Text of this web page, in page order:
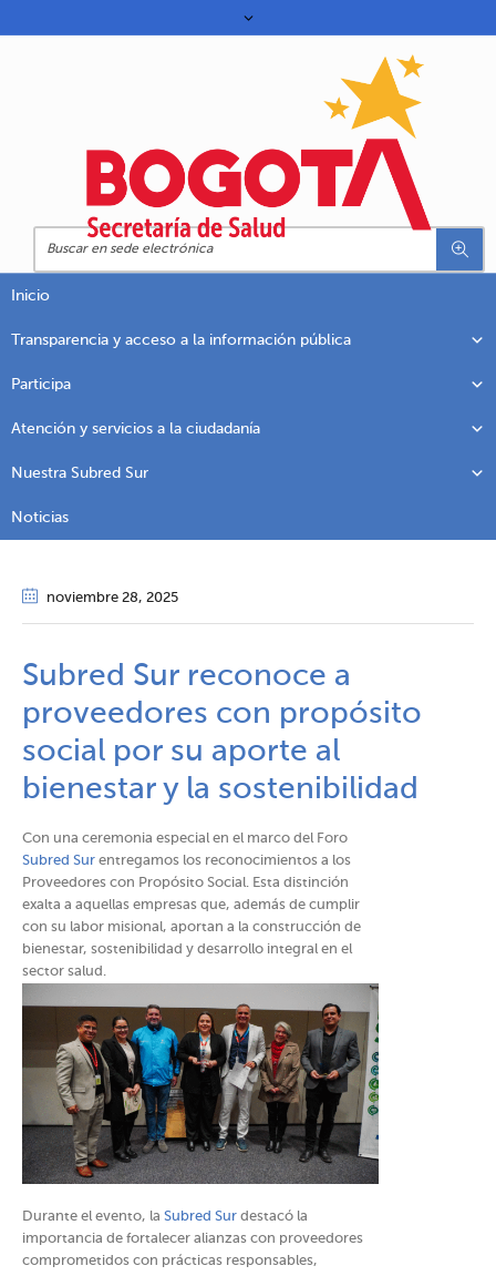
Inicio
Transparencia y acceso a la información pública
Participa
Atención y servicios a la ciudadanía
Nuestra Subred Sur
Noticias
noviembre 28, 2025
Subred Sur reconoce a
proveedores con propósito
social por su aporte al
bienestar y la sostenibilidad
Con una ceremonia especial en el marco del Foro
Subred Sur entregamos los reconocimientos a los
Proveedores con Propósito Social. Esta distinción
exalta a aquellas empresas que, además de cumplir
con su labor misional, aportan a la construcción de
bienestar, sostenibilidad y desarrollo integral en el
sector salud.
Durante el evento, la Subred Sur destacó la
importancia de fortalecer alianzas con proveedores
comprometidos con prácticas responsables,